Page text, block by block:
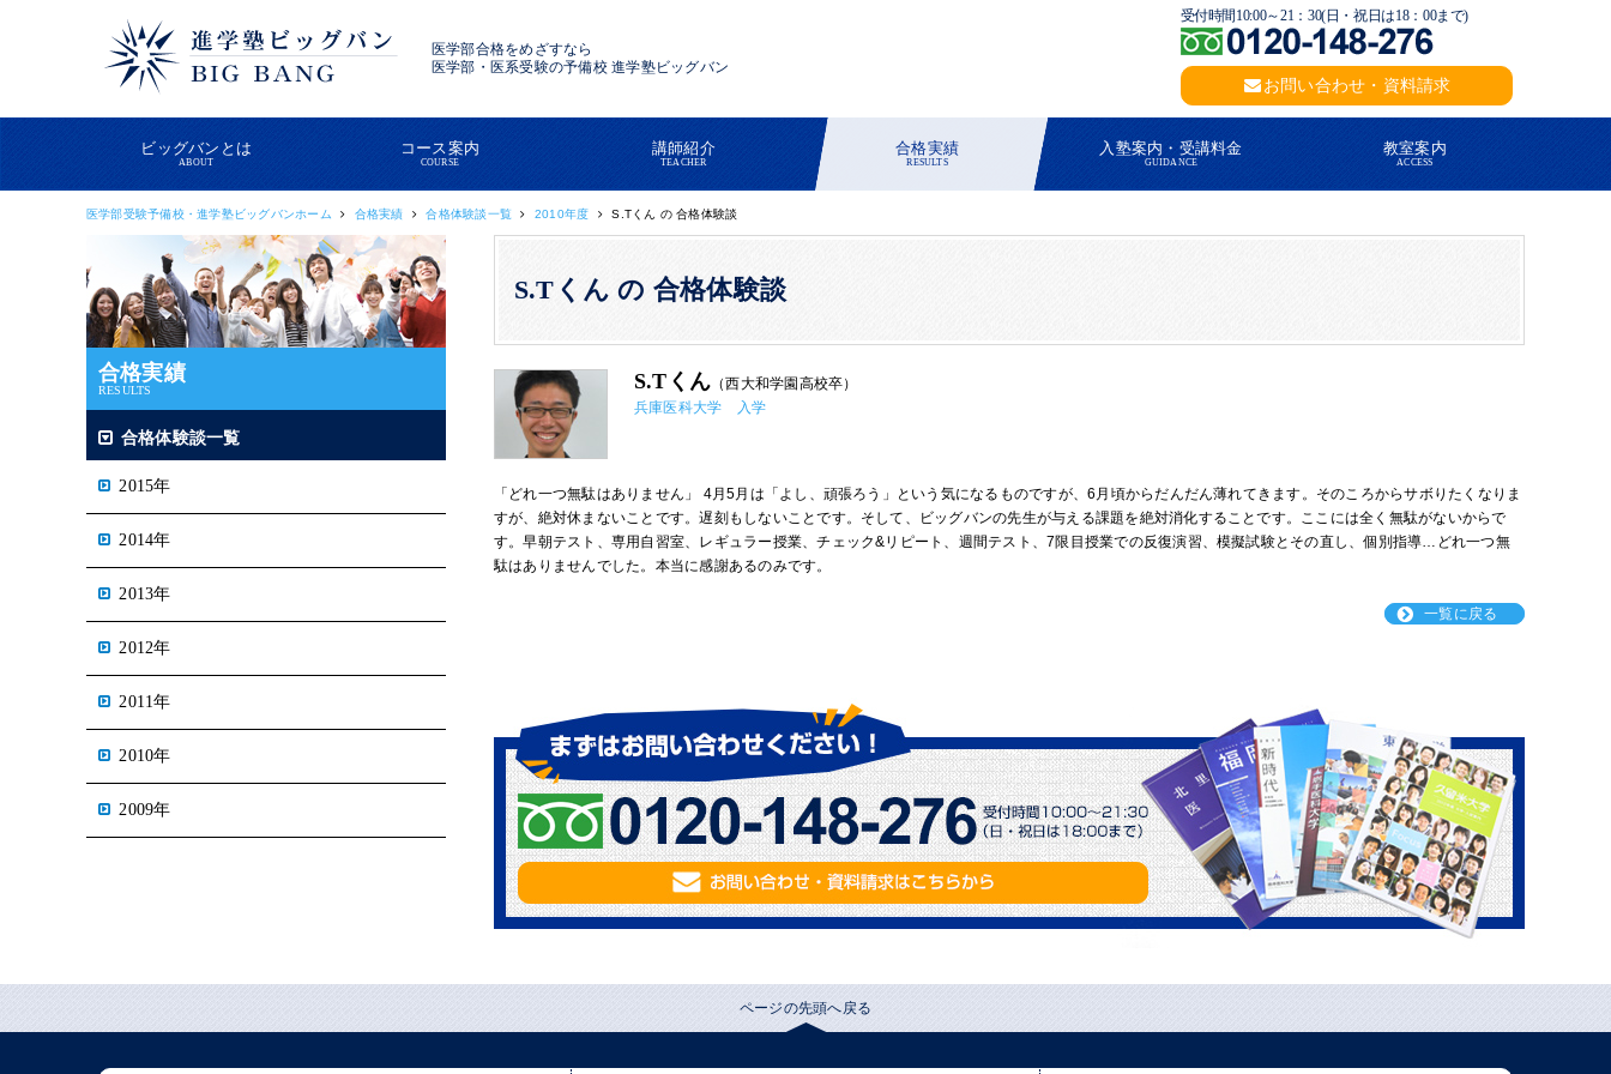
医学部合格をめざすなら
医学部・医系受験の予備校 進学塾ビッグバン
受付時間10:00～21：30(日・祝日は18：00まで)
お問い合わせ・資料請求
ビッグバンとは
ABOUT
コース案内
COURSE
講師紹介
TEACHER
合格実績
RESULTS
入塾案内・受講料金
GUIDANCE
教室案内
ACCESS
医学部受験予備校・進学塾ビッグバンホーム 合格実績 合格体験談一覧 2010年度 S.Tくん の 合格体験談
S.Tくん の 合格体験談
S.Tくん （西大和学園高校卒）
兵庫医科大学 入学
「どれ一つ無駄はありません」 4月5月は「よし、頑張ろう」という気になるものですが、6月頃からだんだん薄れてきます。そのころからサボりたくなりま
すが、絶対休まないことです。遅刻もしないことです。そして、ビッグバンの先生が与える課題を絶対消化することです。ここには全く無駄がないからで
す。早朝テスト、専用自習室、レギュラー授業、チェック&リピート、週間テスト、7限目授業での反復演習、模擬試験とその直し、個別指導…どれ一つ無
駄はありませんでした。本当に感謝あるのみです。
一覧に戻る
合格実績
RESULTS
合格体験談一覧
2015年
2014年
2013年
2012年
2011年
2010年
2009年
ページの先頭へ戻る